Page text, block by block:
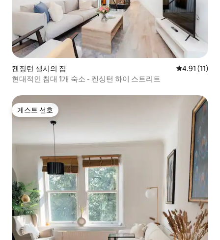
켄징턴 첼시의 집 평점 4.91점
4.91 (11)
현대적인 침대 1개 숙소 - 켄싱턴 하이 스트리트
게스트 선호
게스트 선호